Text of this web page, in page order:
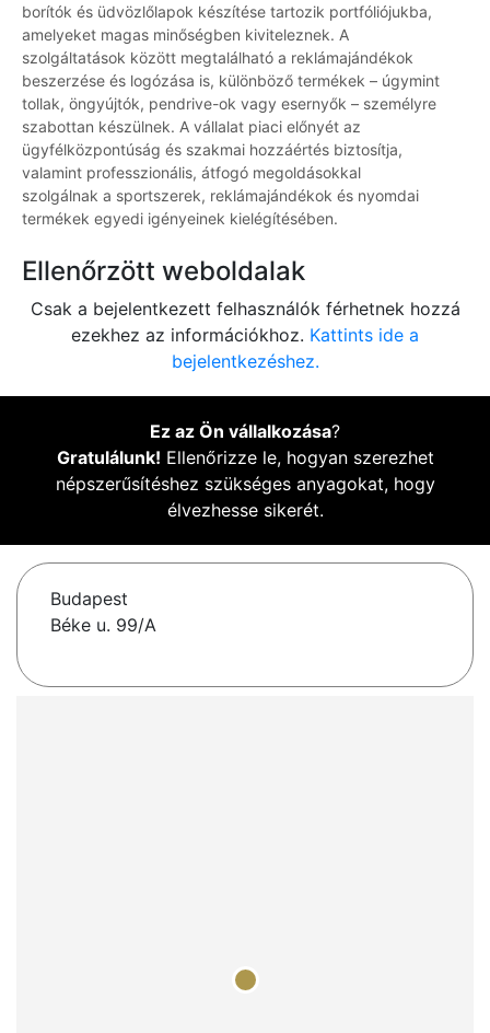
borítók és üdvözlőlapok készítése tartozik portfóliójukba,
amelyeket magas minőségben kiviteleznek. A
szolgáltatások között megtalálható a reklámajándékok
beszerzése és logózása is, különböző termékek – úgymint
tollak, öngyújtók, pendrive-ok vagy esernyők – személyre
szabottan készülnek. A vállalat piaci előnyét az
ügyfélközpontúság és szakmai hozzáértés biztosítja,
valamint professzionális, átfogó megoldásokkal
szolgálnak a sportszerek, reklámajándékok és nyomdai
termékek egyedi igényeinek kielégítésében.
Ellenőrzött weboldalak
Csak a bejelentkezett felhasználók férhetnek hozzá
ezekhez az információkhoz. Kattints ide a
bejelentkezéshez.
Ez az Ön vállalkozása?
Gratulálunk! Ellenőrizze le, hogyan szerezhet
népszerűsítéshez szükséges anyagokat, hogy
élvezhesse sikerét.
Budapest
Béke u. 99/A